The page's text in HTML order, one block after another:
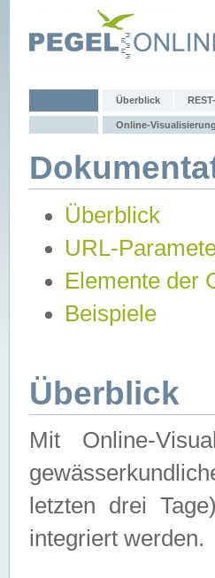
Überblick
Online-Visualisierung
Überblick
URL-
Elemente der
Beispiele
Überblick
Mit Online-
letzten drei
integriert werden.